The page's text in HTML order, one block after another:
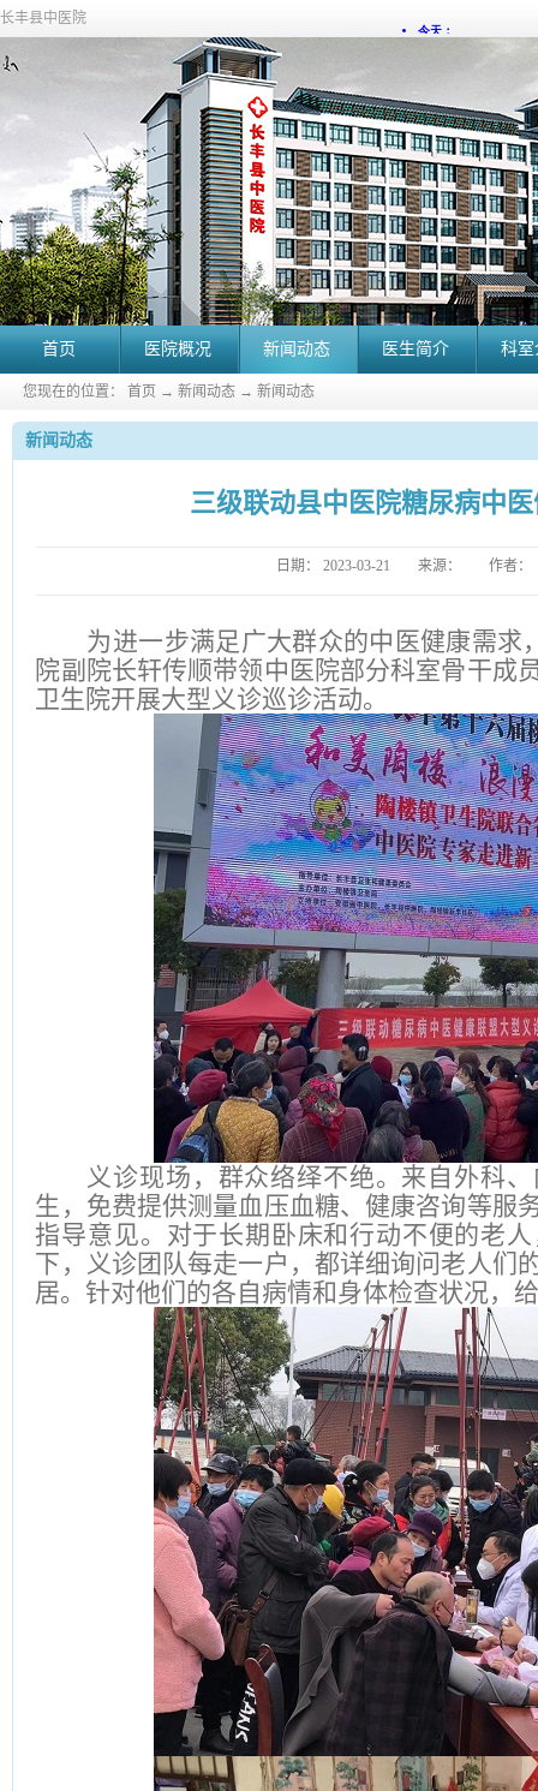
长丰县中医院
首页 医院概况 新闻动态 医生简介 科
您现在的位置： 首页 → 新闻动态 → 新闻动态
新闻动态
三级联动县中医院糖尿病中
日期： 2023-03-21 来源： 作者：
为进一步满足广大群众的中医健康需求
院副院长轩传顺带领中医院部分科室骨干成
卫生院开展大型义诊巡诊活动。
义诊现场，群众络绎不绝。来自外科
生，免费提供测量血压血糖、健康咨询等服
指导意见。对于长期卧床和行动不便的老
下，义诊团队每走一户，都详细询问老人们
居。针对他们的各自病情和身体检查状况，